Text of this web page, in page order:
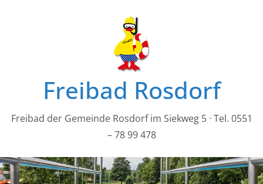
Freibad Rosdorf
Freibad der Gemeinde Rosdorf im Siekweg 5 · Tel. 0551
– 78 99 478